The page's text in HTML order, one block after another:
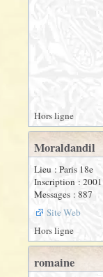
Hors ligne
Moraldandil
Lieu : Paris 18e
Inscription : 2001
Messages : 887
Site Web
Hors ligne
romaine